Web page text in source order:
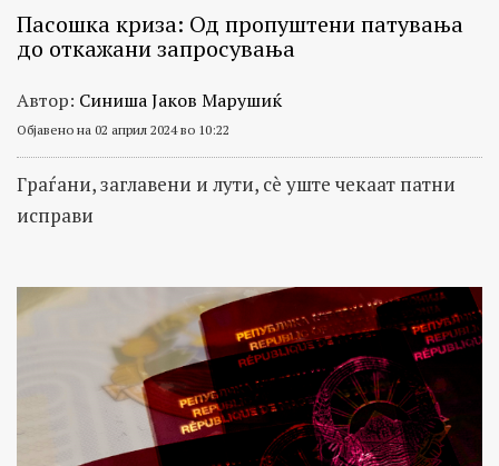
Пасошка криза: Од пропуштени патувања
до откажани запросувања
Автор: Синиша Јаков Марушиќ
Објавено на 02 април 2024 во 10:22
Граѓани, заглавени и лути, сè уште чекаат патни
исправи